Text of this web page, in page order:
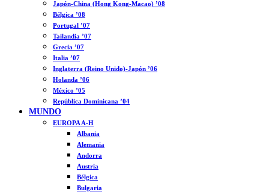
Japón-China (Hong Kong-Macao) ’08
Bélgica ’08
Portugal ’07
Tailandia ’07
Grecia ’07
Italia ’07
Inglaterra (Reino Unido)-Japón ’06
Holanda ’06
México ’05
República Dominicana ’04
MUNDO
EUROPA A-H
Albania
Alemania
Andorra
Austria
Bélgica
Bulgaria